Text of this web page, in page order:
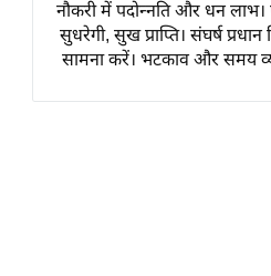
धर्मस्थल
व्रत
नौकरी में पदोन्नति और धन लाभ।
सुधरेगी, सुख प्राप्ति। संघर्ष
सामना करें। भटकाव और समय